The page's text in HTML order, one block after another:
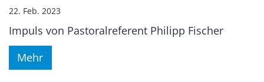
22. Feb. 2023
Impuls von Pastoralreferent Philipp Fischer
Mehr